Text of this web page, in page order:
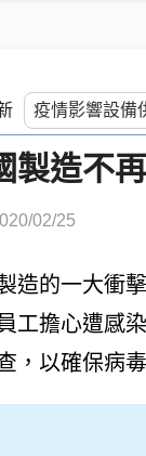
製造不
02/25
造的一大衝
工擔心遭感
，以確保病